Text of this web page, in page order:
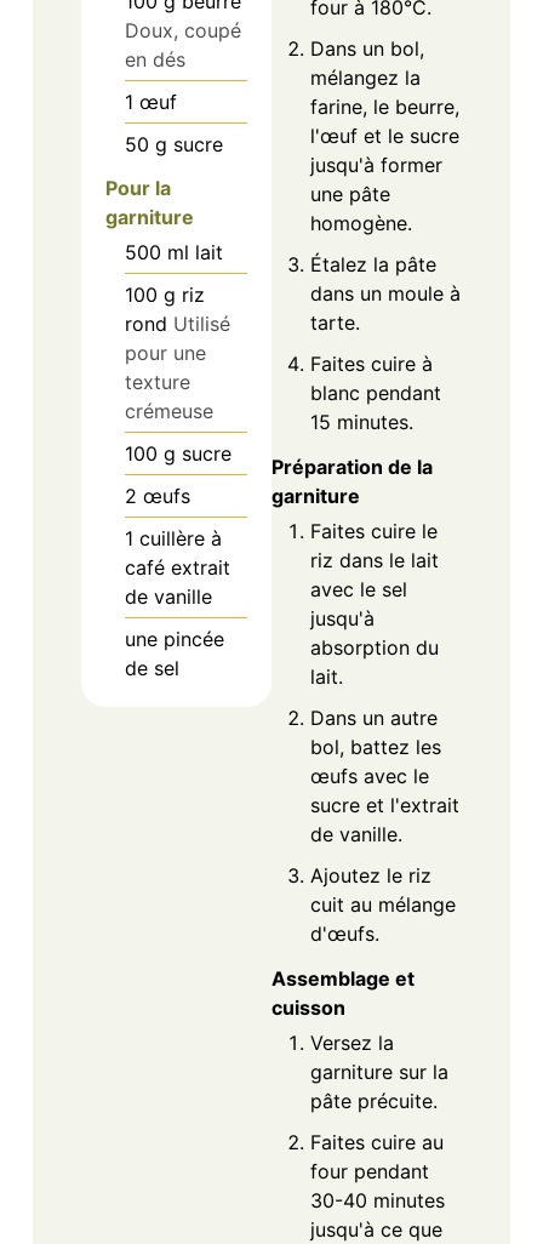
Doux, coupé
en dés
1 œuf
50 g sucre
Pour la
garniture
500 ml lait
100 g riz
rond Utilisé
pour une
texture
crémeuse
100 g sucre
2 œufs
1 cuillère à
café extrait
de vanille
une pincée
de sel
four à 180°C.
Dans un bol,
mélangez la
farine, le beurre,
l'œuf et le sucre
jusqu'à former
une pâte
homogène.
Étalez la pâte
dans un moule à
tarte.
Faites cuire à
blanc pendant
15 minutes.
Préparation de la
garniture
Faites cuire le
riz dans le lait
avec le sel
jusqu'à
absorption du
lait.
Dans un autre
bol, battez les
œufs avec le
sucre et l'extrait
de vanille.
Ajoutez le riz
cuit au mélange
d'œufs.
Assemblage et
cuisson
Versez la
garniture sur la
pâte précuite.
Faites cuire au
four pendant
30-40 minutes
jusqu'à ce que